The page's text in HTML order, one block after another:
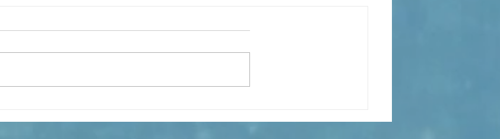
Domingo 2 de Agosto 2026
Domingo 26 de Julio, 2026